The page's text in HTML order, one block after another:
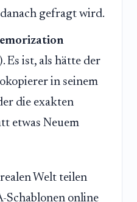
gefragt wird.
Es ist, als hätte der
in seinem
die exakten
etwas Neuem
Welt teilen
Schablonen online